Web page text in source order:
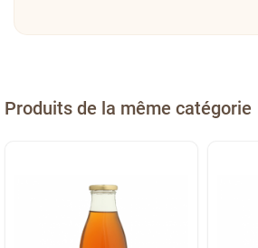
Produits de la même catégorie